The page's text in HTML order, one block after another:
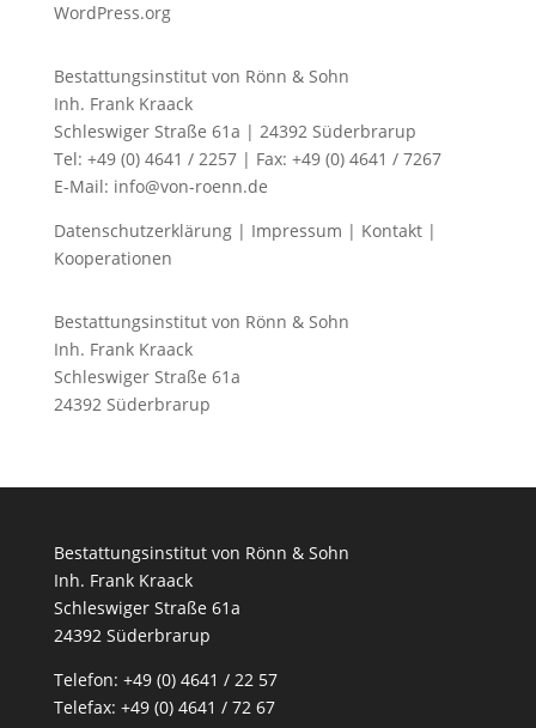
WordPress.org
Bestattungsinstitut von Rönn & Sohn
Inh. Frank Kraack
Schleswiger Straße 61a | 24392 Süderbrarup
Tel: +49 (0) 4641 / 2257 | Fax: +49 (0) 4641 / 7267
E-Mail: info@von-roenn.de
Datenschutzerklärung| Impressum | Kontakt|
Kooperationen
Bestattungsinstitut von Rönn & Sohn
Inh. Frank Kraack
Schleswiger Straße 61a
24392 Süderbrarup
Bestattungsinstitut von Rönn & Sohn
Inh. Frank Kraack
Schleswiger Straße 61a
24392 Süderbrarup
Telefon: +49 (0) 4641 / 22 57
Telefax: +49 (0) 4641 / 72 67